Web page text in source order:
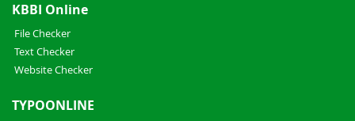
KBBI Online
File Checker
Text Checker
Website Checker
TYPOONLINE